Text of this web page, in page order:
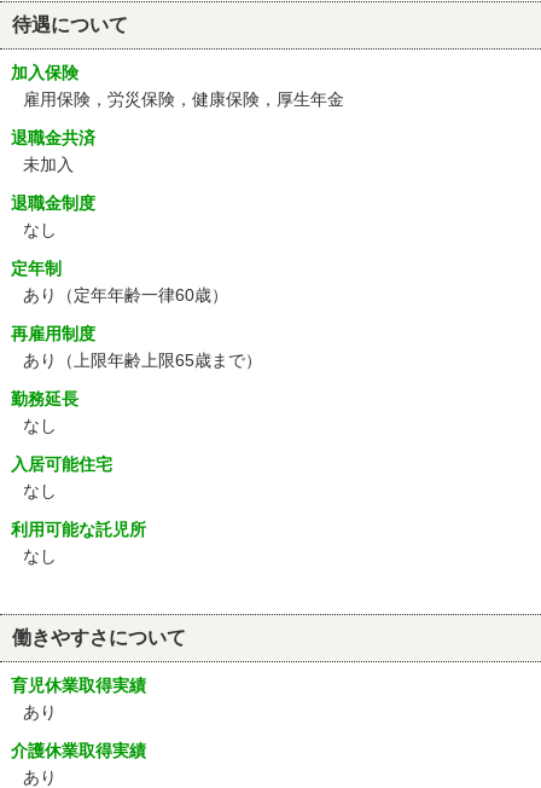
待遇について
加入保険
雇用保険，労災保険，健康保険，厚生年金
退職金共済
未加入
退職金制度
なし
定年制
あり
（定年年齢一律60歳）
再雇用制度
あり
（上限年齢上限65歳まで）
勤務延長
なし
入居可能住宅
なし
利用可能な託児所
なし
働きやすさについて
育児休業取得実績
あり
介護休業取得実績
あり